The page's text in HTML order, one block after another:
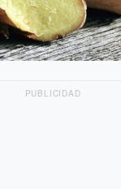
PUBLICIDAD